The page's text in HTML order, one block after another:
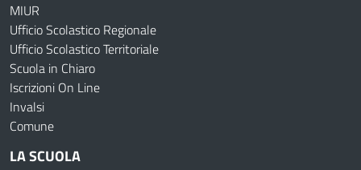
MIUR
Ufficio Scolastico Regionale
Ufficio Scolastico Territoriale
Scuola in Chiaro
Iscrizioni On Line
Invalsi
Comune
LA SCUOLA